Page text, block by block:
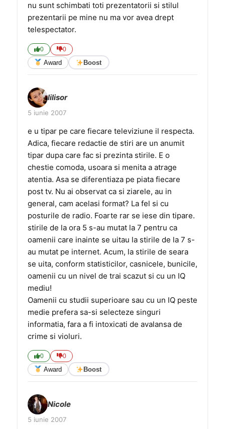
nu sunt schimbati toti prezentatorii si stilul
prezentarii pe mine nu ma vor avea drept
telespectator.
0 0
Award Boost
lilisor
5 iunie 2007
e u tipar pe care fiecare televiziune il respecta.
Adica, fiecare redactie de stiri are un anumit
tipar dupa care fac si prezinta stirile. E o
chestie comoda, usoara si menita a atrage
atentia. Asa se diferentiaza pe piata fiecare
post tv. Nu ai observat ca si ziarele, au in
general, cam acelasi format? La fel si cu
posturile de radio. Foarte rar se iese din tipare.
stirile de la ora 5 s-au mutat la 7 pentru ca
oamenii care inainte se uitau la stirile de la 7 s-
au mutat pe internet. Acum, la stirile de seara
se uita, conform statisticilor, casnicele, bunicile,
oamenii cu un nivel de trai scazut si cu un IQ
mediu!
Oamenii cu studii superioare sau cu un IQ peste
medie prefera sa-si selecteze singuri
informatia, fara a fi intoxicati de avalansa de
crime si violuri.
0 0
Award Boost
Nicole
5 iunie 2007